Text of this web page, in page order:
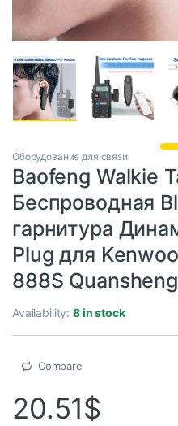
Оборудование для связи
Baofeng Walkie
Беспроводная
гарнитура
Plug для
888S
Availability:8 in stock
Compare
20.51$